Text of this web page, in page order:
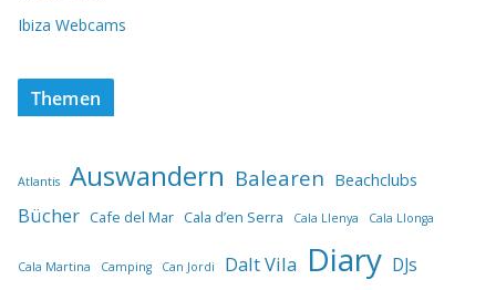
Ibiza Webcams
Themen
Atlantis Auswandern Balearen Beachclubs
Bücher Cafe del Mar Cala d’en Serra Cala Llenya Cala Llonga
Cala Martina Camping Can Jordi Dalt Vila Diary DJs